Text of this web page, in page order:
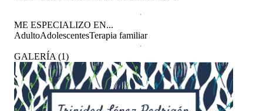
ME ESPECIALIZO EN...
AdultoAdolescentesTerapia familiar
GALERÍA (1)